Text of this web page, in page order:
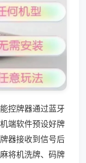
控牌器通过蓝牙
端软件预设好牌
器接收到信号后
将机洗牌、码牌